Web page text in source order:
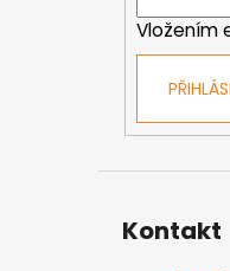
Vložením
Kontakt